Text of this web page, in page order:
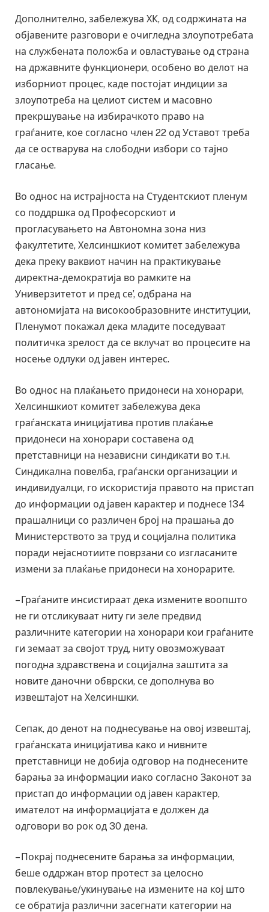
Дополнително, забележува ХК, од содржината на
објавените разговори е очигледна злоупотребата
на службената положба и овластување од страна
на државните функционери, особено во делот на
изборниот процес, каде постојат индиции за
злоупотреба на целиот систем и масовно
прекршување на избирачкото право на
граѓаните, кое согласно член 22 од Уставот треба
да се остварува на слободни избори со тајно
гласање.
Во однос на истрајноста на Студентскиот пленум
со поддршка од Професорскиот и
прогласувањето на Автономна зона низ
факултетите, Хелсиншкиот комитет забележува
дека преку ваквиот начин на практикување
директна-демократија во рамките на
Универзитетот и пред се’, одбрана на
автономијата на високообразовните институции,
Пленумот покажал дека младите поседуваат
политичка зрелост да се вклучат во процесите на
носење одлуки од јавен интерес.
Во однос на плаќањето придонеси на хонорари,
Хелсиншкиот комитет забележува дека
граѓанската иницијатива против плаќање
придонеси на хонорари составена од
претставници на независни синдикати во т.н.
Синдикална повелба, граѓански организации и
индивидуалци, го искористија правото на пристап
до информации од јавен карактер и поднесе 134
прашалници со различен број на прашања до
Министерството за труд и социјална политика
поради нејаснотиите поврзани со изгласаните
измени за плаќање придонеси на хонорарите.
– Граѓаните инсистираат дека измените воопшто
не ги отсликуваат ниту ги зеле предвид
различните категории на хонорари кои граѓаните
ги земаат за својот труд, ниту овозможуваат
погодна здравствена и социјална заштита за
новите даночни обврски, се дополнува во
извештајот на Хелсиншки.
Сепак, до денот на поднесување на овој извештај,
граѓанската иницијатива како и нивните
претставници не добија одговор на поднесените
барања за информации иако согласно Законот за
пристап до информации од јавен карактер,
имателот на информацијата е должен да
одговори во рок од 30 дена.
– Покрај поднесените барања за информации,
беше оддржан втор протест за целосно
повлекување/укинување на измените на кој што
се обратија различни засегнати категории на